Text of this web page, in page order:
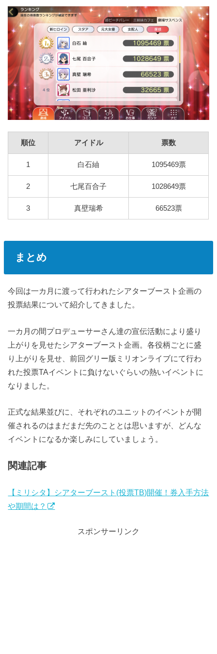
順位 アイドル 票数
1 白石紬 1095469票
2 七尾百合子 1028649票
3 真壁瑞希 66523票
まとめ
今回は一カ月に渡って行われたシアターブースト企画の
投票結果について紹介してきました。
一カ月の間プロデューサーさん達の宣伝活動により盛り
上がりを見せたシアターブースト企画。各役柄ごとに盛
り上がりを見せ、前回グリー版ミリオンライブにて行わ
れた投票TAイベントに負けないぐらいの熱いイベントに
なりました。
正式な結果並びに、それぞれのユニットのイベントが開
催されるのはまだまだ先のこととは思いますが、どんな
イベントになるか楽しみにしていましょう。
関連記事
【ミリシタ】シアターブースト(投票TB)開催！券入手方法
や期間は？
スポンサーリンク